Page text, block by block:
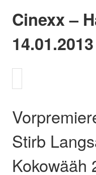
Cinexx –
Stirb
Kokowääh